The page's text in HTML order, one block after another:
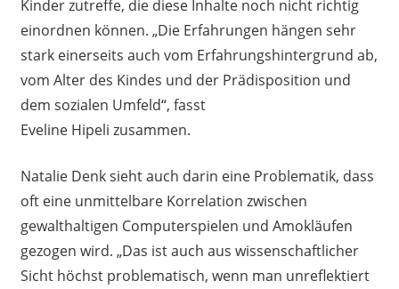
Kinder zutreffe, die diese Inhalte noch nicht richtig
einordnen können. „Die Erfahrungen hängen sehr
stark einerseits auch vom Erfahrungshintergrund ab,
vom Alter des Kindes und der Prädisposition und
dem sozialen Umfeld“, fasst
Eveline Hipeli zusammen.
Natalie Denk sieht auch darin eine Problematik, dass
oft eine unmittelbare Korrelation zwischen
gewalthaltigen Computerspielen und Amokläufen
gezogen wird. „Das ist auch aus wissenschaftlicher
Sicht höchst problematisch, wenn man unreflektiert